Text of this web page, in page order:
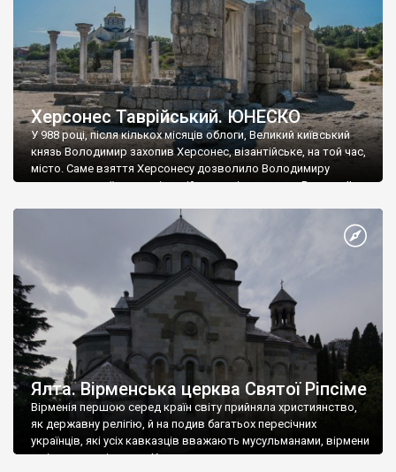
Херсонес Таврійський. ЮНЕСКО
У 988 році, після кількох місяців облоги, Великий київський
князь Володимир захопив Херсонес, візантійське, на той час,
місто. Саме взяття Херсонесу дозволило Володимиру
диктувати свої умови візантійському імператору Василю ІІ, та
Херсонесі Володимир-язичник, став Василем-християнином.
А потім було Хрещення Русі. На честь Херсонесу Таврійського
Ялта. Вірменська церква Святої Ріпсіме
Вірменія першою серед країн світу прийняла християнство,
як державну релігію, й на подив багатьох пересічних
українців, які усіх кавказців вважають мусульманами, вірмени
є відданими вірянами Христа